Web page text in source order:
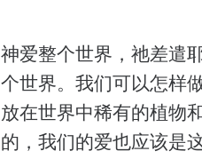
神爱整个世界，祂差遣
个世界。我们可以怎样
放在世界中稀有的植物
的，我们的爱也应该是这